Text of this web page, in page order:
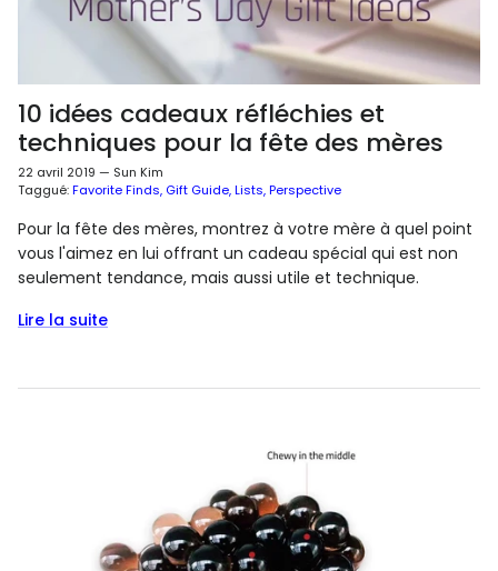
10 idées cadeaux réfléchies et
techniques pour la fête des mères
22 avril 2019 — Sun Kim
Taggué:Favorite Finds Gift Guide Lists Perspective
Pour la fête des mères, montrez à votre mère à quel point
vous l'aimez en lui offrant un cadeau spécial qui est non
seulement tendance, mais aussi utile et technique.
Lire la suite